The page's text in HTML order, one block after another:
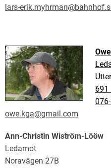
lars-
691
owe.kga@gmail.com
Ann-Christin Wiström-Lööw
Ledamot
Noravägen 27B